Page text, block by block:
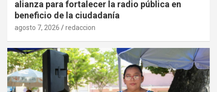
alianza para fortalecer la radio pública en
beneficio de la ciudadanía
agosto 7, 2026 redaccion